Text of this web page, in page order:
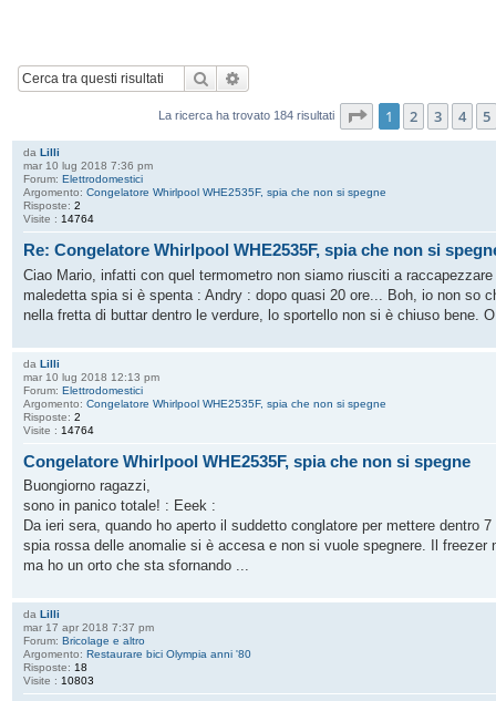
Cerca
La ricerca ha trovato 184 risultati Pagina di 13
1 2 3 4 5
da Lilli
mar 10 lug 2018 7:36 pm
Forum: Elettrodomestici
Argomento: Congelatore Whirlpool WHE2535F, spia che non si spegne
Risposte: 2
Visite : 14764
Re: Congelatore Whirlpool WHE2535F, spia che non si
Ciao Mario, infatti con quel termometro non siamo riusciti a
maledetta spia si è spenta : Andry : dopo quasi 20 ore... Boh, io non so
nella fretta di buttar dentro le verdure, lo sportello non si è chiuso bene.
da Lilli
mar 10 lug 2018 12:13 pm
Forum: Elettrodomestici
Argomento: Congelatore Whirlpool WHE2535F, spia che non si spegne
Risposte: 2
Visite : 14764
Congelatore Whirlpool WHE2535F, spia che non si spegne
Buongiorno ragazzi,
sono in panico totale! : Eeek :
Da ieri sera, quando ho aperto il suddetto conglatore per mettere dentro
spia rossa delle anomalie si è accesa e non si vuole spegnere. Il freezer
ma ho un orto che sta sfornando ...
da Lilli
mar 17 apr 2018 7:37 pm
Forum: Bricolage e altro
Argomento: Restaurare bici Olympia anni '80
Risposte: 18
Visite : 10803